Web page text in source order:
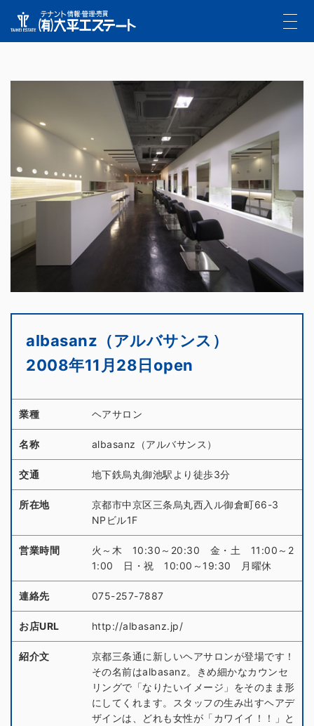
albasanz（アルバサンス）
2008年11月28日open
業種 ヘアサロン
名称 albasanz（アルバサンス）
交通 地下鉄烏丸御池駅より徒歩3分
所在地
京都市中京区三条烏丸西入ル御倉町66-3
NPビル1F
営業時間
火～木 10:30～20:30 金・土 11:00～2
1:00 日・祝 10:00～19:30 月曜休
連絡先 075-257-7887
お店URL http://albasanz.jp/
紹介文
京都三条通に新しいヘアサロンが登場です！
その名前はalbasanz。きめ細かなカウンセ
リングで「なりたいイメージ」をそのまま形
にしてくれます。スタッフの生み出すヘアデ
ザインは、どれも女性が「カワイイ！！」と